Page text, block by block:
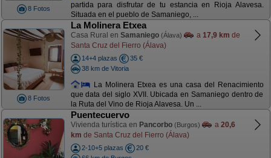
8 Fotos
partida para disfrutar de tu estancia en Rioja Alavesa.
Situada en el pueblo de Samaniego, ...
8 Fotos
La Molinera Etxea
Casa Rural en Samaniego (Álava) a 17,9 km de
Santa Cruz del Fierro (Álava)
14+4 plazas
35 €
38 km de Vitoria
La Molinera Etxea es una casa del Renacimiento
que data del siglo XVII. Ubicada en Samaniego dentro de
la Ruta del Vino de Rioja Alavesa. Un ...
Puentecuervo
Vivienda turística en Pancorbo (Burgos) a 20,6
km de Santa Cruz del Fierro (Álava)
2-10+5 plazas
20 €